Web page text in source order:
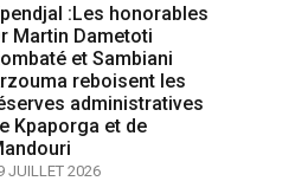
:Les honorables
Martin Dametoti
et Sambiani
reboisent les
administratives
Kpaporga et de
JUILLET 2026